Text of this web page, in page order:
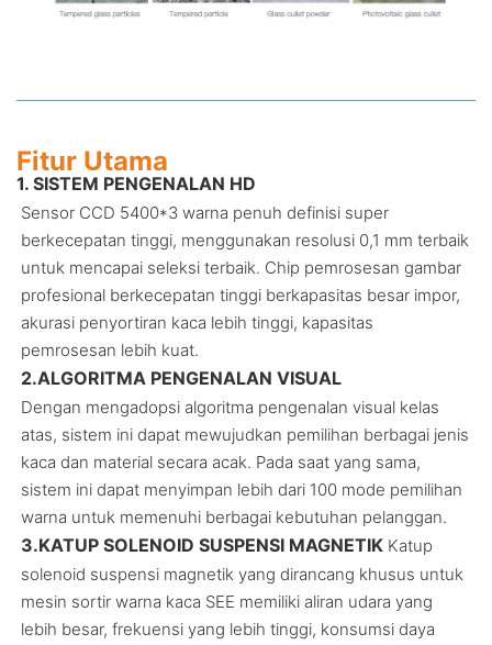
Fitur Utama
1. SISTEM PENGENALAN HD
Sensor CCD 5400*3 warna penuh definisi super
berkecepatan tinggi, menggunakan resolusi 0,1 mm terbaik
untuk mencapai seleksi terbaik. Chip pemrosesan gambar
profesional berkecepatan tinggi berkapasitas besar impor,
akurasi penyortiran kaca lebih tinggi, kapasitas
pemrosesan lebih kuat.
2.ALGORITMA PENGENALAN VISUAL
Dengan mengadopsi algoritma pengenalan visual kelas
atas, sistem ini dapat mewujudkan pemilihan berbagai jenis
kaca dan material secara acak. Pada saat yang sama,
sistem ini dapat menyimpan lebih dari 100 mode pemilihan
warna untuk memenuhi berbagai kebutuhan pelanggan.
3.KATUP SOLENOID SUSPENSI MAGNETIK Katup
solenoid suspensi magnetik yang dirancang khusus untuk
mesin sortir warna kaca SEE memiliki aliran udara yang
lebih besar, frekuensi yang lebih tinggi, konsumsi daya